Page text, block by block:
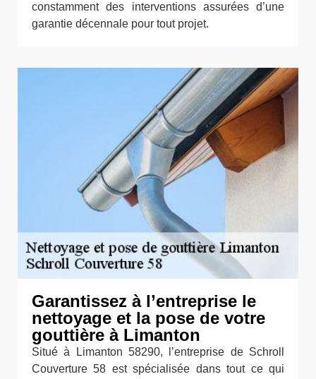
constamment des interventions assurées d’une
garantie décennale pour tout projet.
Garantissez à l’entreprise le
nettoyage et la pose de votre
gouttière à Limanton
Situé à Limanton 58290, l’entreprise de Schroll
Couverture 58 est spécialisée dans tout ce qui